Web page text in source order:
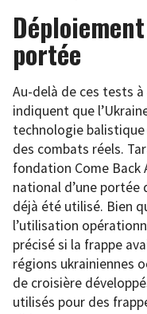
portée
Au-delà de ces tests
indiquent que
technologie
des combats réels.
fondation Come Back
national d’une portée
déjà été utilisé. Bien
l’utilisation
précisé si la frappe
régions ukrainiennes
de croisière
utilisés pour des